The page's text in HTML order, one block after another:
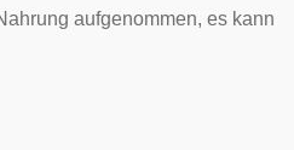
aufgenommen, es kann